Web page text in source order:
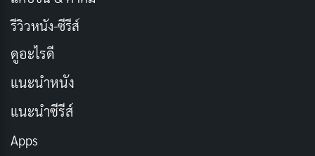
นักแสดงนำ: ดเวย์น จอห์นสัน, เควิน ฮาร์ต, แจ็ค แบ
ล็ค, เคนย่า บาร์ริส
ผู้กำกับ: เจค คาสแดน
เรตติ้ง IMDb: 6.7/10
ช่องทางการดู:
รีวิวหนัง-ซีรีส์
ดูอะไรดี
แนะนำหนัง
แนะนำซีรีส์
Apps